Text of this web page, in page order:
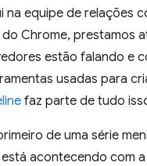
na equipe de relações
Chrome, prestamos
estão falando e
usadas para
faz parte de tudo
de uma série
acontecendo com